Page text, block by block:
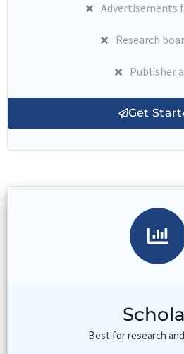
Advertisements
Research
Publisher
Get
Best for research